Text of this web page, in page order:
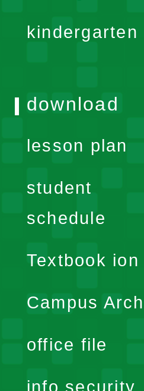
kindergarten
download
lesson plan
student
schedule
Textbook ion
Campus
office file
info security